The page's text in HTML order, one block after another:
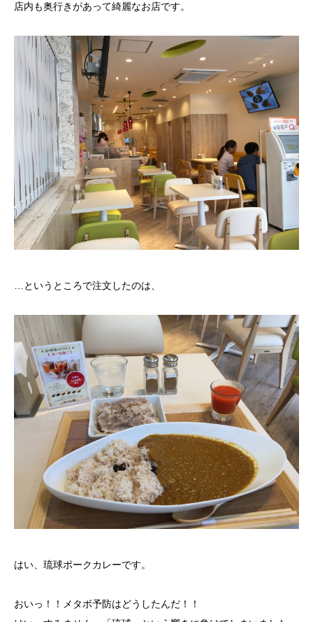
店内も奥行きがあって綺麗なお店です。
…というところで注文したのは、
はい、琉球ポークカレーです。
おいっ！！メタボ予防はどうしたんだ！！